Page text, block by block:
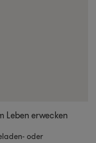
Leben erwecken
oder